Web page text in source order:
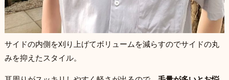
サイドの内側を刈り上げてボリュームを減らすのでサイドの丸
みを抑えたスタイル。